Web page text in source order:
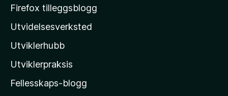
o
l
l
s
Firefox tilleggsblogg
Utvidelsesverksted
Utviklerhubb
Utviklerpraksis
Fellesskaps-blogg